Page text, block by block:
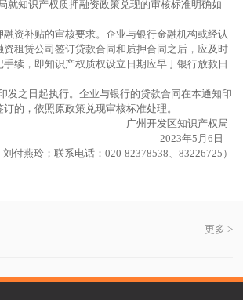
知识产权质押融资政策兑现的审核标准明确如
资补贴的审核要求。企业与银行金融机构或经认
资租赁公司签订贷款合同和质押合同之后，应及时
续，即知识产权质权设立日期应早于银行放款日
之日起执行。企业与银行的贷款合同在本通知印
的，依照原政策兑现审核标准处理。
广州开发区知识产权局
2023年5月6日
刘付燕玲；联系电话：020-82378538、83226725）
更多 >